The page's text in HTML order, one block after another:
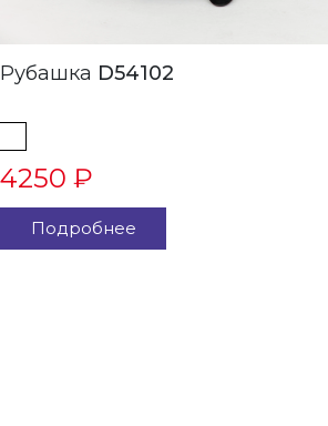
Рубашка D54102
4250 ₽
Подробнее